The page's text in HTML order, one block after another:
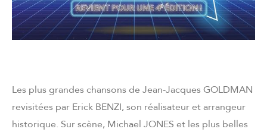
Les plus grandes chansons de Jean-Jacques GOLDMAN
revisitées par Erick BENZI, son réalisateur et arrangeur
historique. Sur scène, Michael JONES et les plus belles